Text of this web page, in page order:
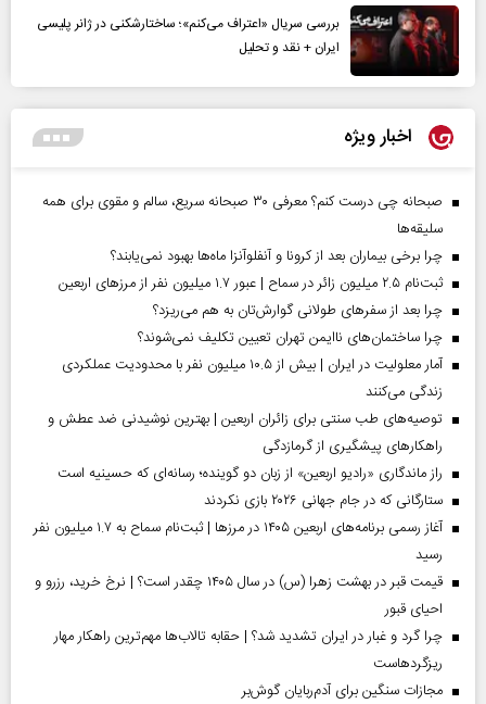
بررسی سریال «اعتراف می‌کنم»؛ ساختارشکنی در ژانر پلیسی
ایران + نقد و تحلیل
اخبار ویژه
صبحانه چی درست کنم؟ معرفی ۳۰ صبحانه سریع، سالم و مقوی برای همه
سلیقه‌ها
چرا برخی بیماران بعد از کرونا و آنفلوآنزا ماه‌ها بهبود نمی‌یابند؟
ثبت‌نام ۲.۵ میلیون زائر در سماح | عبور ۱.۷ میلیون نفر از مرز‌های اربعین
چرا بعد از سفرهای طولانی گوارش‌تان به هم می‌ریزد؟
چرا ساختمان‌های ناایمن تهران تعیین تکلیف نمی‌شوند؟
آمار معلولیت در ایران | بیش از ۱۰.۵ میلیون نفر با محدودیت عملکردی
زندگی می‌کنند
توصیه‌های طب سنتی برای زائران اربعین | بهترین نوشیدنی ضد عطش و
راهکارهای پیشگیری از گرمازدگی
راز ماندگاری «رادیو اربعین» از زبان دو گوینده؛ رسانه‌ای که حسینیه است
ستارگانی که در جام جهانی ۲۰۲۶ بازی نکردند
آغاز رسمی برنامه‌های اربعین ۱۴۰۵ در مرز‌ها | ثبت‌نام سماح به ۱.۷ میلیون نفر
رسید
قیمت قبر در بهشت زهرا (س) در سال ۱۴۰۵ چقدر است؟ | نرخ خرید، رزرو و
احیای قبور
چرا گرد و غبار در ایران تشدید شد؟ | حقابه تالاب‌ها مهم‌ترین راهکار مهار
ریزگردهاست
مجازات سنگین برای آدم‌ربایان گوش‌بر